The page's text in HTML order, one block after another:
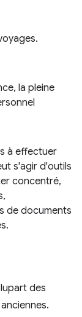
la pleine
à effectuer
s'agir d'outils
concentré,
de documents
des